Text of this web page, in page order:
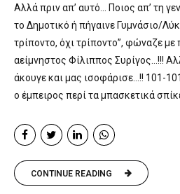
Αλλά πριν απ’ αυτό… Ποιος απ’ τη
το Δημοτικό ή πήγαινε Γυμνάσιο/
τρίποντο, όχι τρίποντο”, φώναζε
αείμνηστος Φίλιππος Συρίγος…!!!
άκουγε και μας ισοφάρισε…!! 101-
ο έμπειρος περί τα μπασκετικά
CONTINUE READING